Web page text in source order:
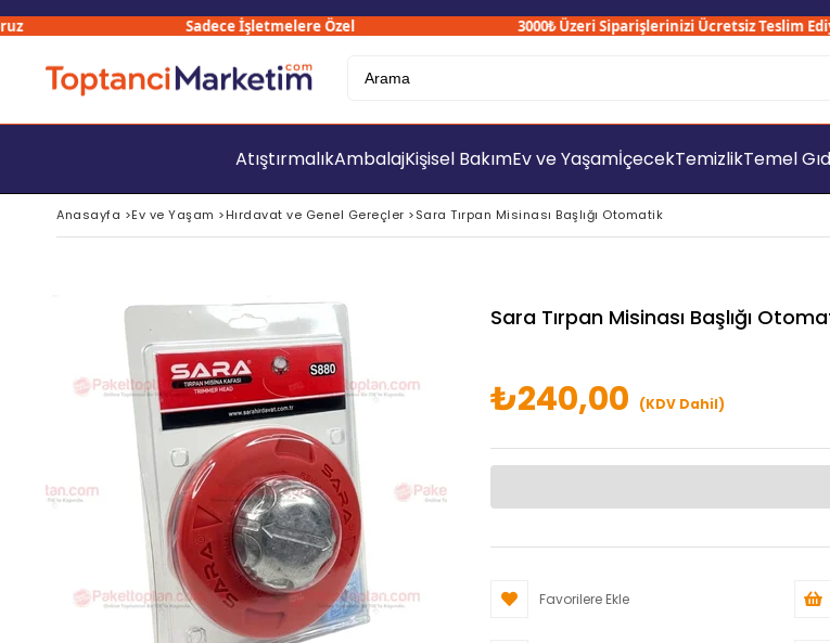
Sadece İşletmelere Özel 3000₺ Üzeri Siparişlerinizi Ücretsiz Teslim
AtıştırmalıkAmbalajKişisel BakımEv ve YaşamİçecekTemizlikTemel
Anasayfa >Ev ve Yaşam >Hırdavat ve Genel Gereçler >Sara Tırpan Misinası Başlığı Otomatik
Sara Tırpan Misinası Başlığı
₺240,00 (KDV Dahil)
Favorilere Ekle